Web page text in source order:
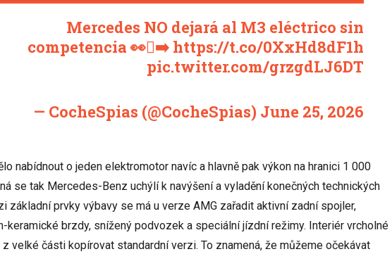
Mercedes NO dejará al M3 eléctrico sin
competencia 👀🫪➡️ https://t.co/0XxHd8dF1h
pic.twitter.com/grzgdLJ6DT
— CocheSpias (@CocheSpias) June 25, 2026
nabídnout o jeden elektromotor navíc a hlavně pak výkon na hranici 1 000
se tak Mercedes-Benz uchýlí k navýšení a vyladění konečných technických
základní prvky výbavy se má u verze AMG zařadit aktivní zadní spojler,
keramické brzdy, snížený podvozek a speciální jízdní režimy. Interiér vrcholné
velké části kopírovat standardní verzi. To znamená, že můžeme očekávat